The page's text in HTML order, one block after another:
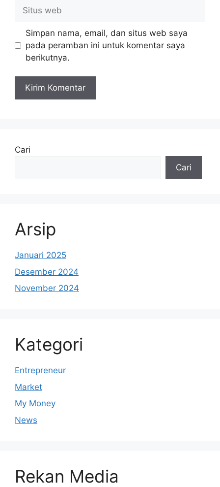
web
Simpan nama, email, dan situs web saya
pada peramban ini untuk komentar saya
berikutnya.
Cari
Cari
Arsip
Januari 2025
Desember 2024
November 2024
Kategori
Entrepreneur
Market
My Money
News
Rekan Media